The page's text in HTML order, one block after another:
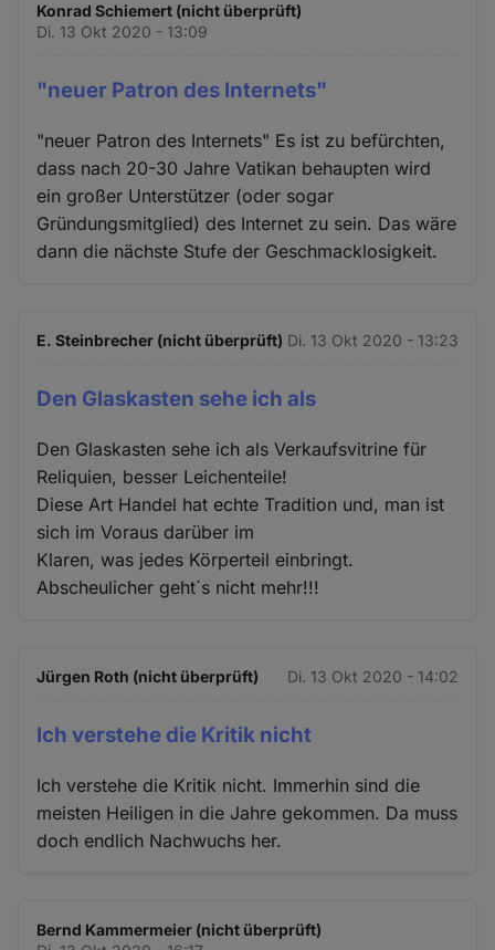
Konrad Schiemert (nicht überprüft)
Di. 13 Okt 2020 - 13:09
"neuer Patron des Internets"
"neuer Patron des Internets" Es ist zu befürchten,
dass nach 20-30 Jahre Vatikan behaupten wird
ein großer Unterstützer (oder sogar
Gründungsmitglied) des Internet zu sein. Das wäre
dann die nächste Stufe der Geschmacklosigkeit.
E. Steinbrecher (nicht überprüft) Di. 13 Okt 2020 - 13:23
Den Glaskasten sehe ich als
Den Glaskasten sehe ich als Verkaufsvitrine für
Reliquien, besser Leichenteile!
Diese Art Handel hat echte Tradition und, man ist
sich im Voraus darüber im
Klaren, was jedes Körperteil einbringt.
Abscheulicher geht´s nicht mehr!!!
Jürgen Roth (nicht überprüft) Di. 13 Okt 2020 - 14:02
Ich verstehe die Kritik nicht
Ich verstehe die Kritik nicht. Immerhin sind die
meisten Heiligen in die Jahre gekommen. Da muss
doch endlich Nachwuchs her.
Bernd Kammermeier (nicht überprüft)